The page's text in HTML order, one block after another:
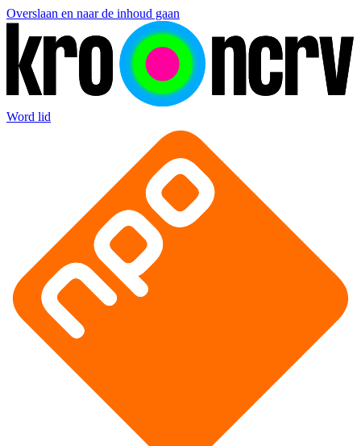
Overslaan en naar de inhoud gaan
Word lid